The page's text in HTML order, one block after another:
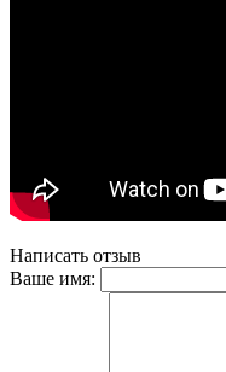
Написать отзыв
Ваше имя: